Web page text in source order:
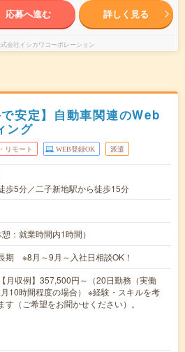
応募へ進む 詳しく見る
会社イシカワコーポレーション
で安定】自動車関連のWeb
ング
リモート WEB登録OK 派遣
歩5分／二子新地駅から徒歩15分
：就業時間内1時間）
期 ※8月～9月～入社日相談OK！
月収例】357,500円～（20日勤務（実働
10時間程度の場合） ※経験・スキルを考
す（ご希望をお聞かせください）。